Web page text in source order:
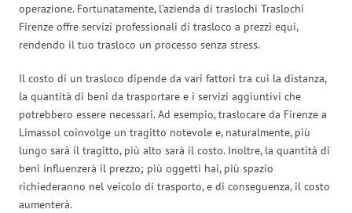
operazione. Fortunatamente, l’azienda di traslochi Traslochi
Firenze offre servizi professionali di trasloco a prezzi equi,
rendendo il tuo trasloco un processo senza stress.
Il costo di un trasloco dipende da vari fattori tra cui la distanza,
la quantità di beni da trasportare e i servizi aggiuntivi che
potrebbero essere necessari. Ad esempio, traslocare da Firenze a
Limassol coinvolge un tragitto notevole e, naturalmente, più
lungo sarà il tragitto, più alto sarà il costo. Inoltre, la quantità di
beni influenzerà il prezzo; più oggetti hai, più spazio
richiederanno nel veicolo di trasporto, e di conseguenza, il costo
aumenterà.